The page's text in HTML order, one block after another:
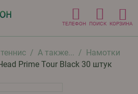
ТЕЛЕФОН ПОИСК КОРЗИНА
/ А также... / Намотки
Prime Tour Black 30 штук